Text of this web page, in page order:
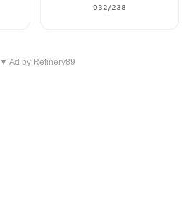
032/238
▼ Ad by Refinery89